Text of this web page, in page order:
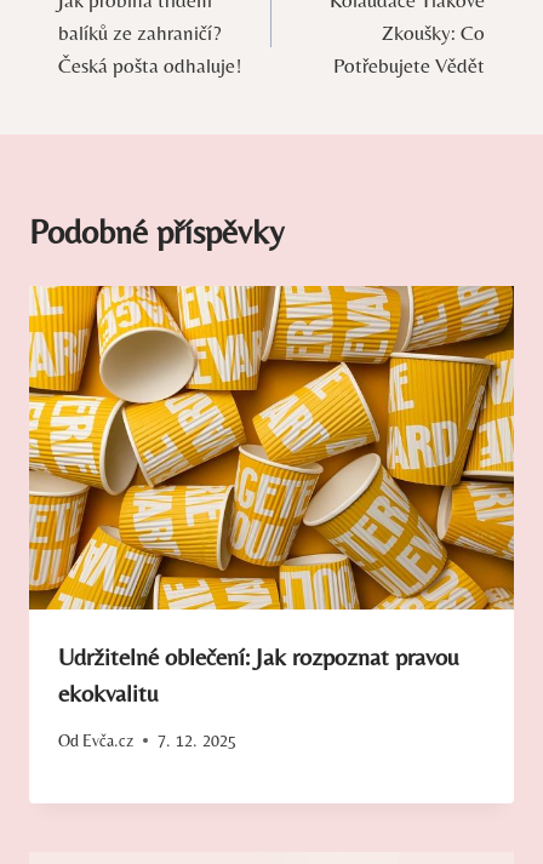
pro
příspěvek
balíků ze zahraničí?
Česká pošta odhaluje!
Zkoušky: Co
Potřebujete Vědět
Podobné příspěvky
Udržitelné oblečení: Jak rozpoznat pravou
ekokvalitu
Od Evča.cz 7. 12. 2025